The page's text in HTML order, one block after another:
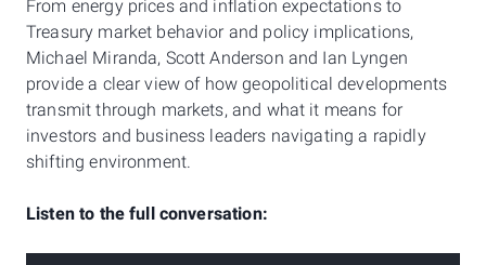
From energy prices and inflation expectations to
Treasury market behavior and policy implications,
Michael Miranda, Scott Anderson and Ian Lyngen
provide a clear view of how geopolitical developments
transmit through markets, and what it means for
investors and business leaders navigating a rapidly
shifting environment.
Listen to the full conversation: